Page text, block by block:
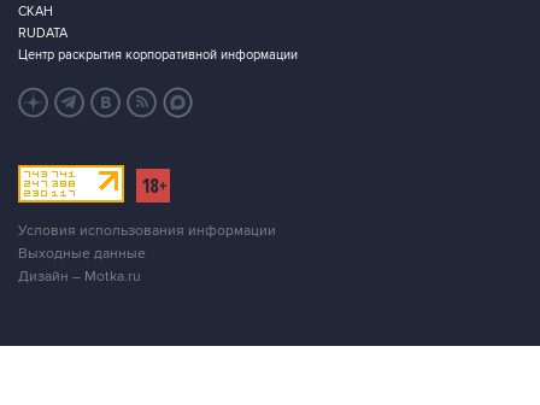
СКАН
RUDATA
Центр раскрытия корпоративной информации
Условия использования информации
Выходные данные
Дизайн – Motka.ru